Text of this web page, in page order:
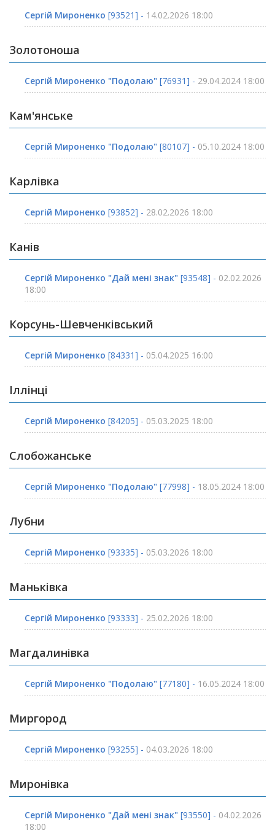
Сергій Мироненко [93521] - 14.02.2026 18:00
Золотоноша
Сергій Мироненко "Подолаю" [76931] - 29.04.2024 18:00
Кам'янське
Сергій Мироненко "Подолаю" [80107] - 05.10.2024 18:00
Карлівка
Сергій Мироненко [93852] - 28.02.2026 18:00
Канів
Сергій Мироненко "Дай мені знак" [93548] - 02.02.2026
18:00
Корсунь-Шевченківський
Сергій Мироненко [84331] - 05.04.2025 16:00
Іллінці
Сергій Мироненко [84205] - 05.03.2025 18:00
Слобожанське
Сергій Мироненко "Подолаю" [77998] - 18.05.2024 18:00
Лубни
Сергій Мироненко [93335] - 05.03.2026 18:00
Маньківка
Сергій Мироненко [93333] - 25.02.2026 18:00
Магдалинівка
Сергій Мироненко "Подолаю" [77180] - 16.05.2024 18:00
Миргород
Сергій Мироненко [93255] - 04.03.2026 18:00
Миронівка
Сергій Мироненко "Дай мені знак" [93550] - 04.02.2026
18:00